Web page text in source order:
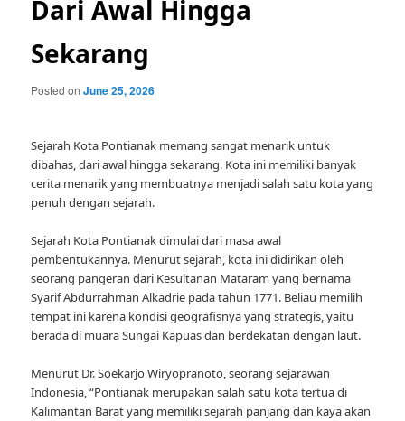
Dari Awal Hingga
Sekarang
Posted onJune 25, 2026
Sejarah Kota Pontianak memang sangat menarik untuk
dibahas, dari awal hingga sekarang. Kota ini memiliki banyak
cerita menarik yang membuatnya menjadi salah satu kota yang
penuh dengan sejarah.
Sejarah Kota Pontianak dimulai dari masa awal
pembentukannya. Menurut sejarah, kota ini didirikan oleh
seorang pangeran dari Kesultanan Mataram yang bernama
Syarif Abdurrahman Alkadrie pada tahun 1771. Beliau memilih
tempat ini karena kondisi geografisnya yang strategis, yaitu
berada di muara Sungai Kapuas dan berdekatan dengan laut.
Menurut Dr. Soekarjo Wiryopranoto, seorang sejarawan
Indonesia, “Pontianak merupakan salah satu kota tertua di
Kalimantan Barat yang memiliki sejarah panjang dan kaya akan